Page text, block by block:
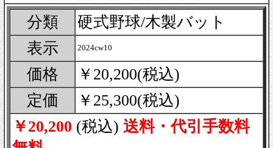
分類
硬式野球/木製バット
表示
2024cw10
価格
￥20,200(税込)
定価
￥25,300(税込)
￥20,200 (税込) 送料・代引手数料